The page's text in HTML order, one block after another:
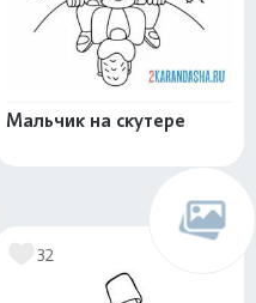
Мальчик на скутере
32